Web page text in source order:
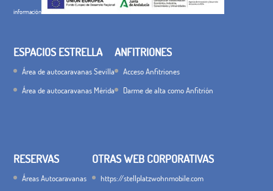
información
ESPACIOS ESTRELLA
Área de autocaravanas Sevilla
Área de autocaravanas Mérida
ANFITRIONES
Acceso Anfitriones
Darme de alta como Anfitrión
RESERVAS
Áreas Autocaravanas
OTRAS WEB CORPORATIVAS
https://stellplatzwohnmobile.com